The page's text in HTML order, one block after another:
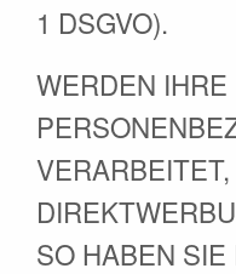
1 DSGVO).
WERDEN IHRE
SO HABEN SIE